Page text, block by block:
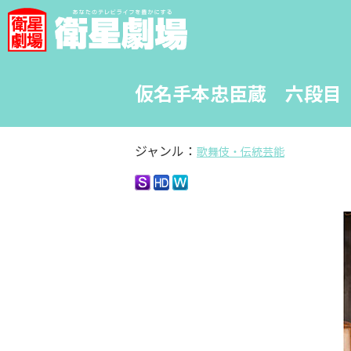
仮名手本忠臣蔵 六段目
ジャンル： 歌舞伎・伝統芸能